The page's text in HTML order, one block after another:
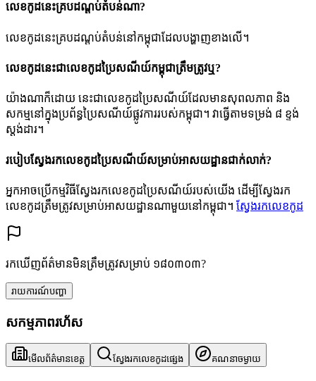
លេខកូដនេះគ្របដណ្តប់តំបន់ណា?
លេខកូដនេះគ្របដណ្តប់តំបន់នៅកម្ពុជាដែលបង្ហាញខាងលើ។
លេខកូដនេះជាលេខកូដប្រៃសណីយ៍កម្ពុជាត្រឹមត្រូវឬ?
យ៉ាងណាក៏ដោយ នេះជាលេខកូដប្រៃសណីយ៍ដែលមានសុពលភាព និង
សកម្មនៅក្នុងប្រព័ន្ធប្រៃសណីយ៍ផ្លូវការរបស់កម្ពុជា។ វាធ្វើតាមទម្រង់ ៨ ខ្ទង់
ស្តង់ដារ។
របៀបស្វែងរកលេខកូដប្រៃសណីយ៍សម្រាប់អាសយដ្ឋានជាក់លាក់?
អ្នកអាចប្រើកម្មវិធីស្វែងរកលេខកូដប្រៃសណីយ៍របស់យើង ដើម្បីស្វែងរក
លេខកូដត្រឹមត្រូវសម្រាប់អាសយដ្ឋានណាមួយនៅកម្ពុជា។ ស្វែងរកលេខកូដ
រកឃើញព័ត៌មានមិនត្រឹមត្រូវសម្រាប់ ១៨០៣០៣?
រាយការណ៍បញ្ហា
សកម្មភាពរហ័ស
មើលព័ត៌មានខេត្ត ស្វែងរកលេខកូដផ្សេង គណនាចម្ងាយ